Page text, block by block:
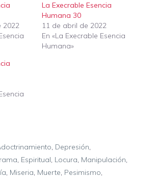
2022
La Execrable Esencia
Humana 30
11 de abril de 2022
En «La Execrable Esencia
Humana»
, Depresión,
, Espiritual, Locura, Manipulación,
, Miseria, Muerte, Pesimismo,